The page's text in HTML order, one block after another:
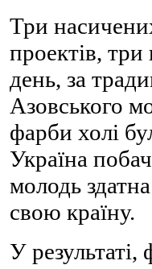
Три
проектів,
день, за
Азовського
фарби холі
Україна
молодь
свою країну.
У